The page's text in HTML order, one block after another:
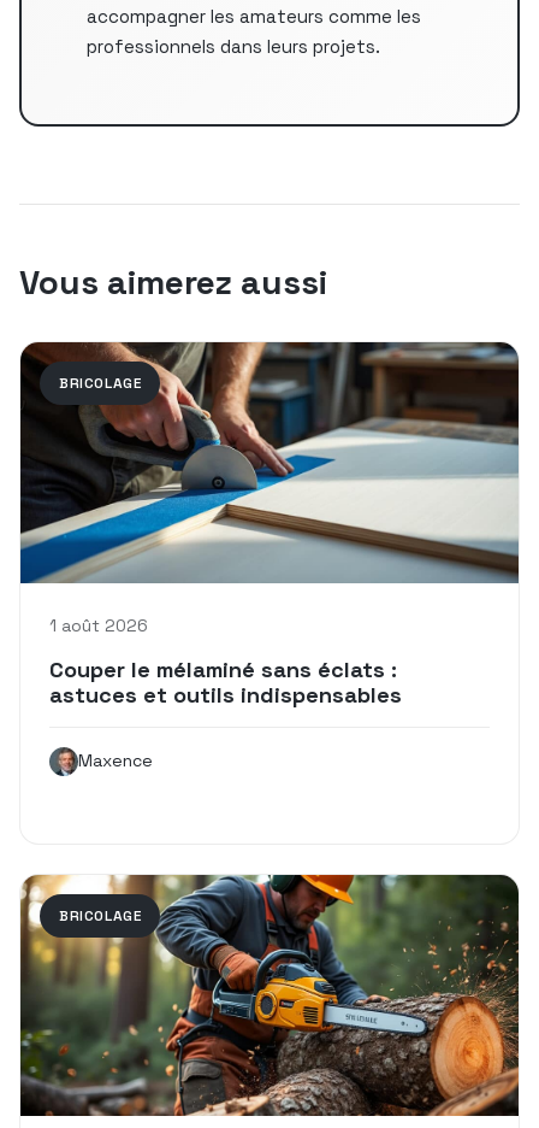
accompagner les amateurs comme les
professionnels dans leurs projets.
Vous aimerez aussi
BRICOLAGE
1 août 2026
Couper le mélaminé sans éclats :
astuces et outils indispensables
Maxence
BRICOLAGE